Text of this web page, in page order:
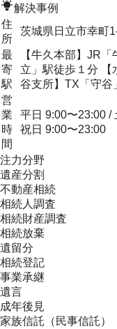
解決事例
住
所
茨城県日立市幸町
最
寄
駅
【牛久本部】JR
立」駅徒歩１分 【
谷支所】TX「守谷
営
業
時
間
平日 9:00〜23:00 /
祝日 9:00〜23:00
注力分野
遺産分割
不動産相続
相続人調査
相続財産調査
相続放棄
遺留分
相続登記
事業承継
遺言
成年後見
家族信託（民事信託）